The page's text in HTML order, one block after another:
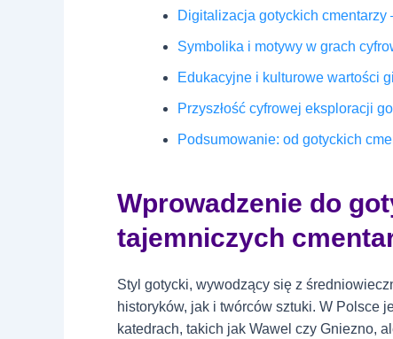
Digitalizacja gotyckich cmentarzy
Symbolika i motywy w grach
Edukacyjne i kulturowe wartości
Przyszłość cyfrowej eksploracji
Podsumowanie: od gotyckich
Wprowadzenie do
tajemniczych
Styl gotycki, wywodzący się z
historyków, jak i twórców sztuki. W Polsce
katedrach, takich jak Wawel czy Gniezno,